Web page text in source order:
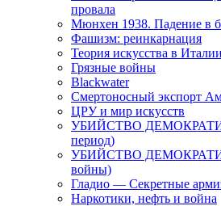
провала
Мюнхен 1938. Падение в
Фашизм: реинкарнация
Теория искусства в
Грязные войны
Blackwater
Смертоносный экспорт
ЦРУ и мир искусств
УБИЙСТВО ДЕМОКРАТИИ
период)
УБИЙСТВО ДЕМОКРАТИИ
войны)
Гладио — Секретные
Наркотики, нефть и война